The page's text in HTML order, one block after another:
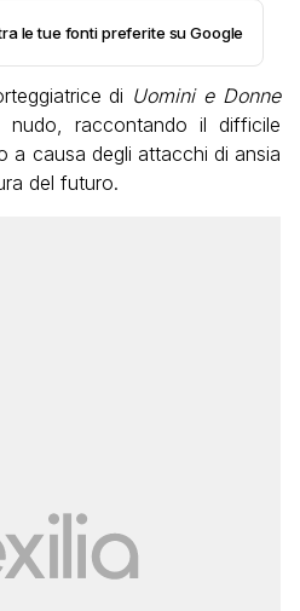
le tue fonti preferite su Google
di Uomini e Donne
raccontando il difficile
a causa degli attacchi di ansia
del futuro.